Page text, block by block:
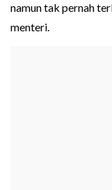
namun tak pernah
menteri.